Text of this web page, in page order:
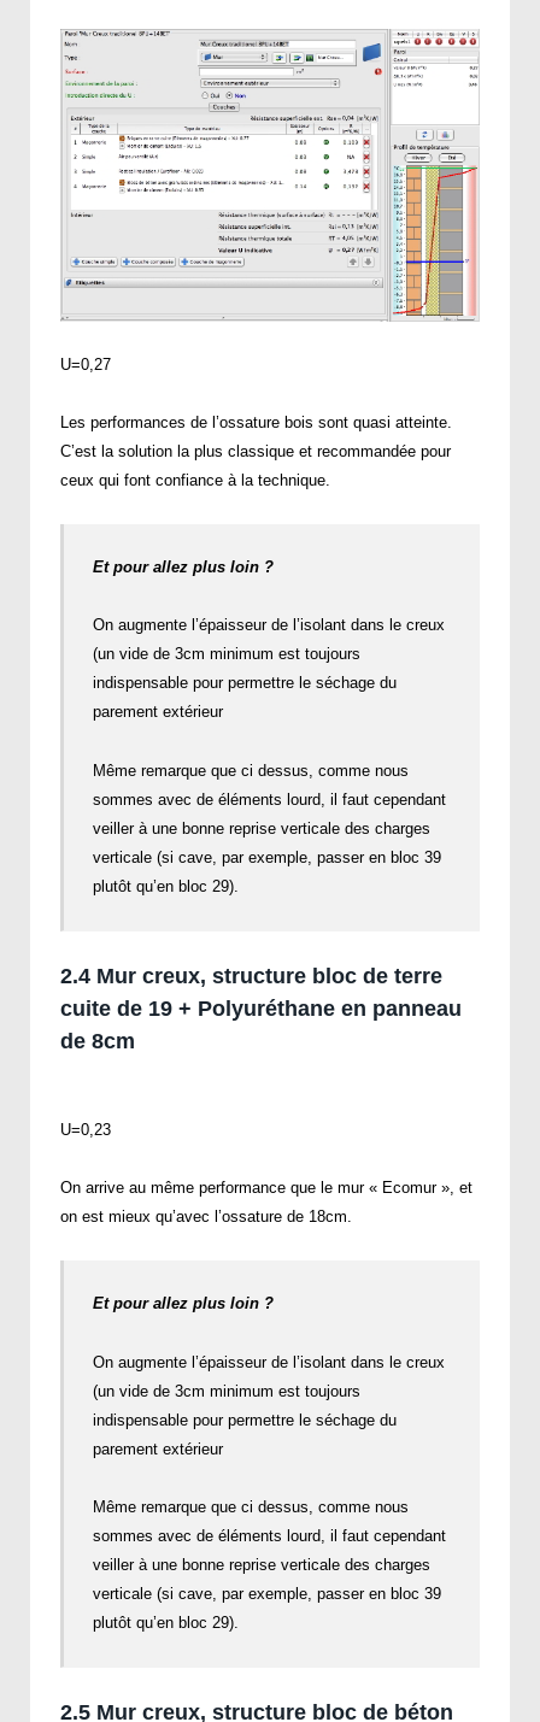
U=0,27
Les performances de l’ossature bois sont quasi atteinte.
C’est la solution la plus classique et recommandée pour
ceux qui font confiance à la technique.
Et pour allez plus loin ?
On augmente l’épaisseur de l’isolant dans le creux
(un vide de 3cm minimum est toujours
indispensable pour permettre le séchage du
parement extérieur
Même remarque que ci dessus, comme nous
sommes avec de éléments lourd, il faut cependant
veiller à une bonne reprise verticale des charges
verticale (si cave, par exemple, passer en bloc 39
plutôt qu’en bloc 29).
2.4 Mur creux, structure bloc de terre
cuite de 19 + Polyuréthane en panneau
de 8cm
U=0,23
On arrive au même performance que le mur « Ecomur », et
on est mieux qu’avec l’ossature de 18cm.
Et pour allez plus loin ?
On augmente l’épaisseur de l’isolant dans le creux
(un vide de 3cm minimum est toujours
indispensable pour permettre le séchage du
parement extérieur
Même remarque que ci dessus, comme nous
sommes avec de éléments lourd, il faut cependant
veiller à une bonne reprise verticale des charges
verticale (si cave, par exemple, passer en bloc 39
plutôt qu’en bloc 29).
2.5 Mur creux, structure bloc de béton